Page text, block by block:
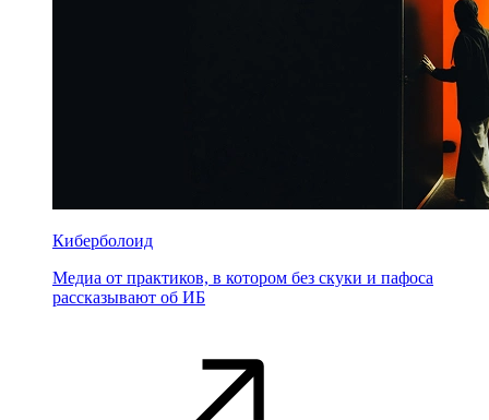
Киберболоид
Медиа от практиков, в котором без скуки и пафоса
рассказывают об ИБ